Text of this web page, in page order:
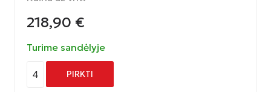
218,90 €
Turime sandėlyje
4 PIRKTI